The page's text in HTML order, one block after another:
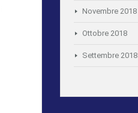
Novembre 2018
Ottobre 2018
Settembre 2018